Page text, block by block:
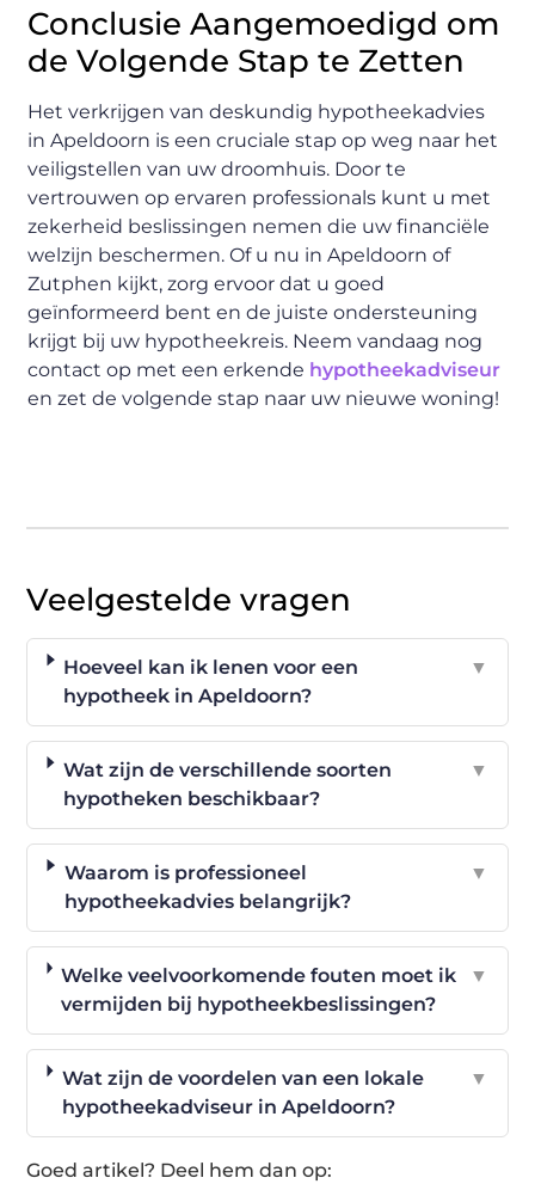
Conclusie Aangemoedigd om
de Volgende Stap te Zetten
Het verkrijgen van deskundig hypotheekadvies
in Apeldoorn is een cruciale stap op weg naar het
veiligstellen van uw droomhuis. Door te
vertrouwen op ervaren professionals kunt u met
zekerheid beslissingen nemen die uw financiële
welzijn beschermen. Of u nu in Apeldoorn of
Zutphen kijkt, zorg ervoor dat u goed
geïnformeerd bent en de juiste ondersteuning
krijgt bij uw hypotheekreis. Neem vandaag nog
contact op met een erkende hypotheekadviseur
en zet de volgende stap naar uw nieuwe woning!
Veelgestelde vragen
Hoeveel kan ik lenen voor een
hypotheek in Apeldoorn?
▼
Wat zijn de verschillende soorten
hypotheken beschikbaar?
▼
Waarom is professioneel
hypotheekadvies belangrijk?
▼
Welke veelvoorkomende fouten moet ik
vermijden bij hypotheekbeslissingen?
▼
Wat zijn de voordelen van een lokale
hypotheekadviseur in Apeldoorn?
▼
Goed artikel? Deel hem dan op: